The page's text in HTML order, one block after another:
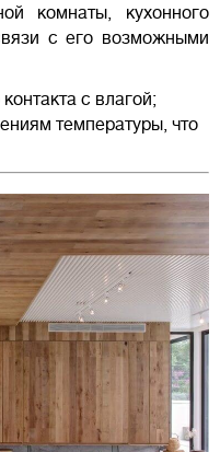
комнаты, кухонного
с его возможными
с влагой;
температуры, что